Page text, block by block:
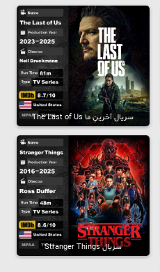
سریال آخرینِ ما The Last of Us
سریال Stranger Things